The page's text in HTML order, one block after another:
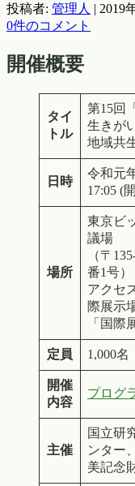
投稿者: 管理人 | 2019
0件のコメント
開催概要
タイ
トル
第15回
生きが
地域共
日時
令和元
17:05 (
場所
東京ビ
議場
（〒
番1号）
アクセ
際展示
「国際
定員 1,000名
開催
内容
プログ
主催
国立研
ンター
美記念